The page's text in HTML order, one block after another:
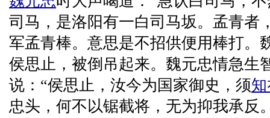
司马，是洛阳有一白司马坂。孟青者
军孟青棒。意思是不招供便用棒打。
侯思止，被倒吊起来。魏元忠情急生
说：“侯思止，汝今为国家御史，须
忠头，何不以锯截将，无为抑我承反